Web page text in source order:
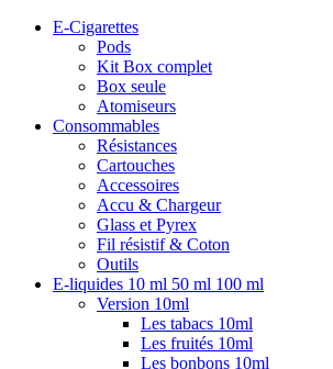
E-Cigarettes
Pods
Kit Box complet
Box seule
Atomiseurs
Consommables
Résistances
Cartouches
Accessoires
Accu & Chargeur
Glass et Pyrex
Fil résistif & Coton
Outils
E-liquides 10 ml 50 ml 100 ml
Version 10ml
Les tabacs 10ml
Les fruités 10ml
Les bonbons 10ml